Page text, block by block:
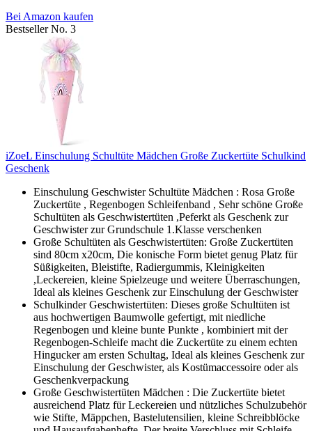
Bei Amazon kaufen
Bestseller No. 3
iZoeL Einschulung Schultüte Mädchen Große Zuckertüte Schulkind
Geschenk
Einschulung Geschwister Schultüte Mädchen : Rosa Große
Zuckertüte , Regenbogen Schleifenband , Sehr schöne Große
Schultüten als Geschwistertüten ,Peferkt als Geschenk zur
Geschwister zur Grundschule 1.Klasse verschenken
Große Schultüten als Geschwistertüten: Große Zuckertüten
sind 80cm x20cm, Die konische Form bietet genug Platz für
Süßigkeiten, Bleistifte, Radiergummis, Kleinigkeiten
,Leckereien, kleine Spielzeuge und weitere Überraschungen,
Ideal als kleines Geschenk zur Einschulung der Geschwister
Schulkinder Geschwistertüten: Dieses große Schultüten ist
aus hochwertigen Baumwolle gefertigt, mit niedliche
Regenbogen und kleine bunte Punkte , kombiniert mit der
Regenbogen-Schleife macht die Zuckertüte zu einem echten
Hingucker am ersten Schultag, Ideal als kleines Geschenk zur
Einschulung der Geschwister, als Kostümaccessoire oder als
Geschenkverpackung
Große Geschwistertüten Mädchen : Die Zuckertüte bietet
ausreichend Platz für Leckereien und nützliches Schulzubehör
wie Stifte, Mäppchen, Bastelutensilien, kleine Schreibblöcke